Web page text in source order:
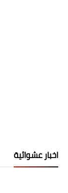
اخبار عشوائية